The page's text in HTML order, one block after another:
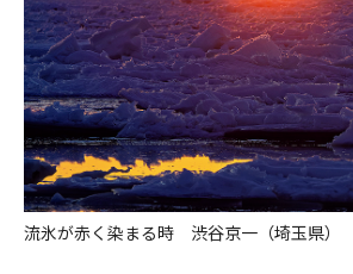
流氷が赤く染まる時 渋谷京一（埼玉県）